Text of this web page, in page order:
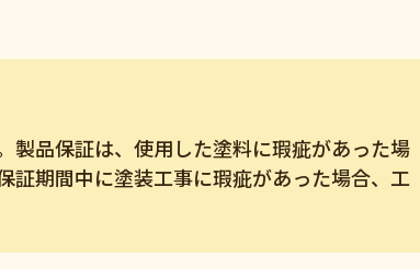
製品保証は、使用した塗料に瑕疵があった場
証期間中に塗装工事に瑕疵があった場合、工